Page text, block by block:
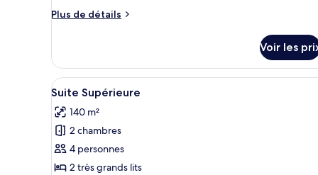
chambre :
Plus de détails
Plus
le
type
de
Villa
Premium
Voir les
Afficher
toutes
les
photos
pour
ce
Une chambre d’hôtel
8
Suite Supérieure
140 m²
2 chambres
4 personnes
2 très grands lits